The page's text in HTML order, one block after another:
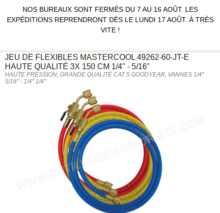
NOS BUREAUX SONT FERMÉS DU 7 AU 16 AOÛT. LES
EXPÉDITIONS REPRENDRONT DÈS LE LUNDI 17 AOÛT. À TRÈS
VITE !
JEU DE FLEXIBLES MASTERCOOL 49262-60-JT-E
HAUTE QUALITÉ 3X 150 CM 1/4" - 5/16"
HAUTE PRESSION, GRANDE QUALITÉ CAT 5 GOODYEAR, VANNES 1/4"
5/16" - 1/4" 1/4"